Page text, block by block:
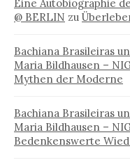
Eine Autobiographie
@ BERLIN zu
Bachiana Brasileiras
Maria Bildhausen –
Mythen der Moderne
Bachiana Brasileiras
Maria Bildhausen –
Bedenkenswerte